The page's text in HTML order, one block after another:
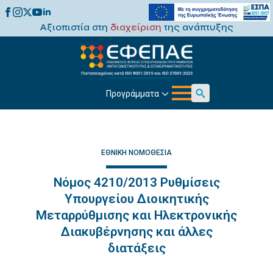
Αξιοπιστία στη διαχείριση της ανάπτυξης
Προγράμματα
Search
ΕΘΝΙΚΉ ΝΟΜΟΘΕΣΊΑ
Νόμος 4210/2013 Ρυθμίσεις
Υπουργείου Διοικητικής
Μεταρρύθμισης και Ηλεκτρονικής
Διακυβέρνησης και άλλες
διατάξεις